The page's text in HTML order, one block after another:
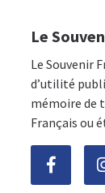
Le
Le Souvenir
d’utilité
mémoire de
Français ou